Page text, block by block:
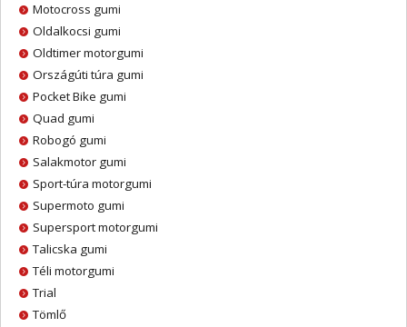
Motocross gumi
Oldalkocsi gumi
Oldtimer motorgumi
Országúti túra gumi
Pocket Bike gumi
Quad gumi
Robogó gumi
Salakmotor gumi
Sport-túra motorgumi
Supermoto gumi
Supersport motorgumi
Talicska gumi
Téli motorgumi
Trial
Tömlő